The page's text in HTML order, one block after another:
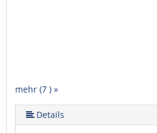
mehr (7 ) »
mehr (7 ) »
mehr (7 ) »
mehr (7 ) »
Details